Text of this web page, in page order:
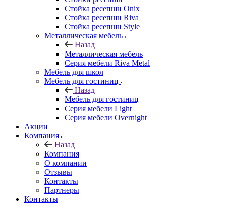
Стойка ресепшн Onix
Стойка ресепшн Riva
Стойка ресепшн Style
Металлическая мебель
Назад
Металлическая мебель
Серия мебели Riva Metal
Мебель для школ
Мебель для гостиниц
Назад
Мебель для гостиниц
Серия мебели Light
Серия мебели Overnight
Акции
Компания
Назад
Компания
О компании
Отзывы
Контакты
Партнеры
Контакты